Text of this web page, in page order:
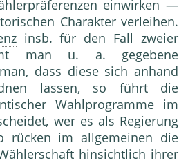
einwirken —
Charakter verleihen.
insb. für den Fall zweier
man u. a. gegebene
dass diese sich anhand
lassen, so führt die
Wahlprogramme im
wer es als Regierung
rücken im allgemeinen die
hinsichtlich ihrer